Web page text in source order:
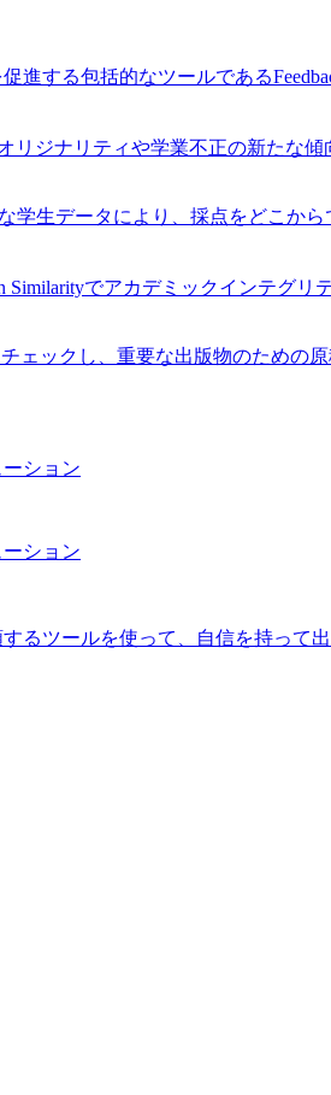
する包括的なツールである
ジナリティや学業不正の新たな傾
生データにより、採点をどこか
でアカデミックインテグリ
ェックし、重要な出版物のための原
ション
ション
るツールを使って、自信を持って